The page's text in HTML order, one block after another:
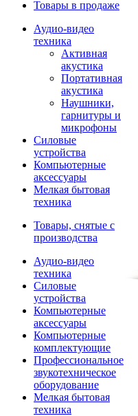
Товары в продаже
Аудио-видео
техника
Активная
акустика
Портативная
акустика
Наушники,
гарнитуры и
микрофоны
Силовые
устройства
Компьютерные
аксессуары
Мелкая бытовая
техника
Товары, снятые с
производства
Аудио-видео
техника
Силовые
устройства
Компьютерные
аксессуары
Компьютерные
комплектующие
Профессиональное
звукотехническое
оборудование
Мелкая бытовая
техника